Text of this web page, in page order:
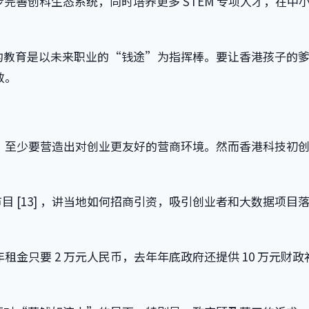
育是以未来职业的“钱途”为指挥棒。要让香港孩子的
少要营造出对创业更友好的营商环境。然而香港科技初
[13] ，讲当地如何招商引资，吸引创业者和大数据项目
金只要 2 万元人民币，去年年底政府还提供 10 万元财政